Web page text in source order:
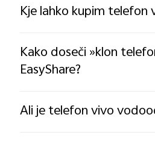
Kje lahko kupim telefon
Kako doseči »klon
EasyShare?
Ali je telefon vivo